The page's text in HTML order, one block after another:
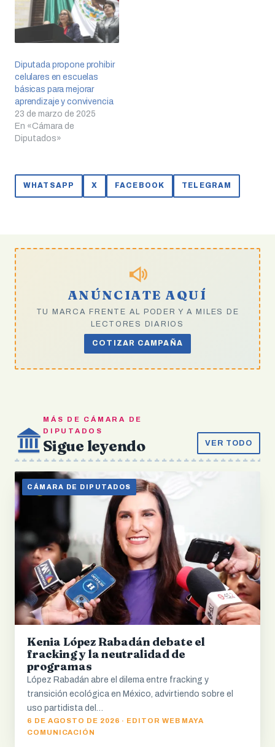
Diputada propone prohibir
celulares en escuelas
básicas para mejorar
aprendizaje y convivencia
23 de marzo de 2025
En «Cámara de
Diputados»
WHATSAPP X FACEBOOK TELEGRAM
ANÚNCIATE AQUÍ
TU MARCA FRENTE AL PODER Y A MILES DE
LECTORES DIARIOS
COTIZAR CAMPAÑA
MÁS DE CÁMARA DE
DIPUTADOS
Sigue leyendo VER TODO
CÁMARA DE DIPUTADOS
Kenia López Rabadán debate el
fracking y la neutralidad de
programas
López Rabadán abre el dilema entre fracking y
transición ecológica en México, advirtiendo sobre el
uso partidista del…
6 DE AGOSTO DE 2026 · EDITOR WEB MAYA
COMUNICACIÓN